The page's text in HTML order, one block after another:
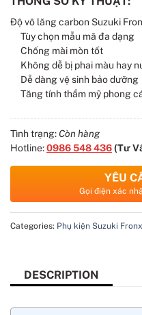
Độ vô lăng carbon Suzuki
Tùy chọn mẫu mã đa dạng
Chống mài mòn tốt
Không dễ bị phai màu hay
Dễ dàng vệ sinh bảo dưỡng
Tăng tính thẩm mỹ phong
Tình trạng: Còn hàng
Hotline:0986 548 436(Tư
YÊU
Gọi điện xác
Categories: Phụ kiện Suzuki Fronx
DESCRIPTION